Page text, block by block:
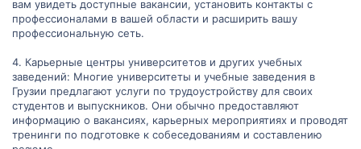
вам увидеть доступные вакансии, установить контакты с
профессионалами в вашей области и расширить вашу
профессиональную сеть.
4. Карьерные центры университетов и других учебных
заведений: Многие университеты и учебные заведения в
Грузии предлагают услуги по трудоустройству для своих
студентов и выпускников. Они обычно предоставляют
информацию о вакансиях, карьерных мероприятиях и проводят
тренинги по подготовке к собеседованиям и составлению